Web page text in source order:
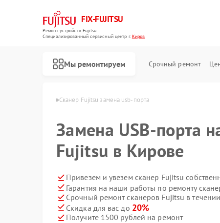
FIX-FUJITSU
Ремонт устройств Fujitsu
Специализированный cервисный центр г.Киров
Мы ремонтируем Срочный ремонт
Сканер Fujitsu замена usb-порта
Замена USB-порта
Fujitsu в Кирове
Привезем и увезем сканер Fujitsu
Гарантия на наши работы по ремонту
Срочный ремонт сканеров Fujitsu в
Скидка для вас до 20%
Получите 1500 рублей на ремонт